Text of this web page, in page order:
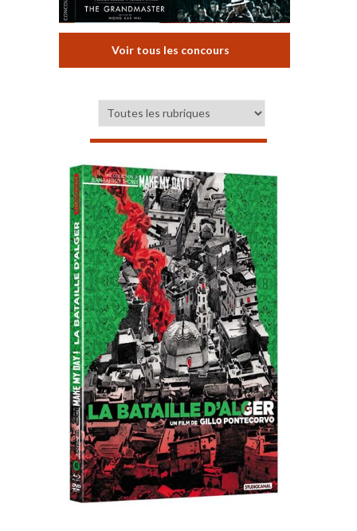
Voir tous les concours